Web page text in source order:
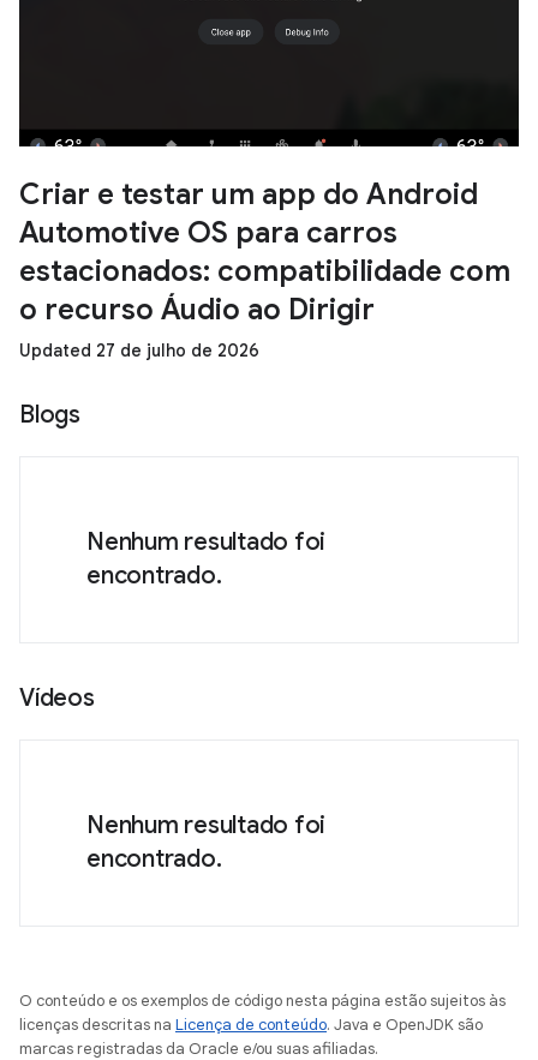
Criar e testar um app do Android
Automotive OS para carros
estacionados: compatibilidade com
o recurso Áudio ao Dirigir
Updated 27 de julho de 2026
Blogs
Nenhum resultado foi
encontrado.
Vídeos
Nenhum resultado foi
encontrado.
O conteúdo e os exemplos de código nesta página estão sujeitos às
licenças descritas na Licença de conteúdo. Java e OpenJDK são
marcas registradas da Oracle e/ou suas afiliadas.